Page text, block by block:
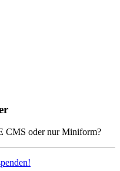
CMS oder nur Miniform?